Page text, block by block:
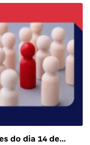
do dia 14 de…